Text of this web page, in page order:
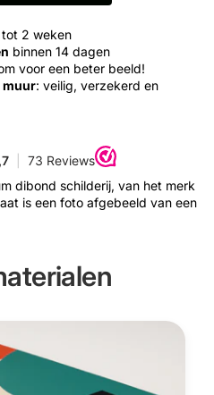
2 weken
binnen 14 dagen
voor een beter beeld!
muur: veilig, verzekerd en
dibond schilderij, van het merk
is een foto afgebeeld van een